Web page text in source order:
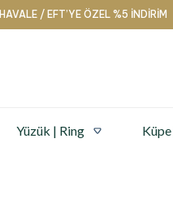
HAVALE / EFT’YE ÖZEL %5 İNDİRİM
Yüzük | Ring